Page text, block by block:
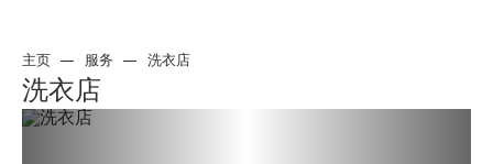
主页 服务 洗衣店
洗衣店